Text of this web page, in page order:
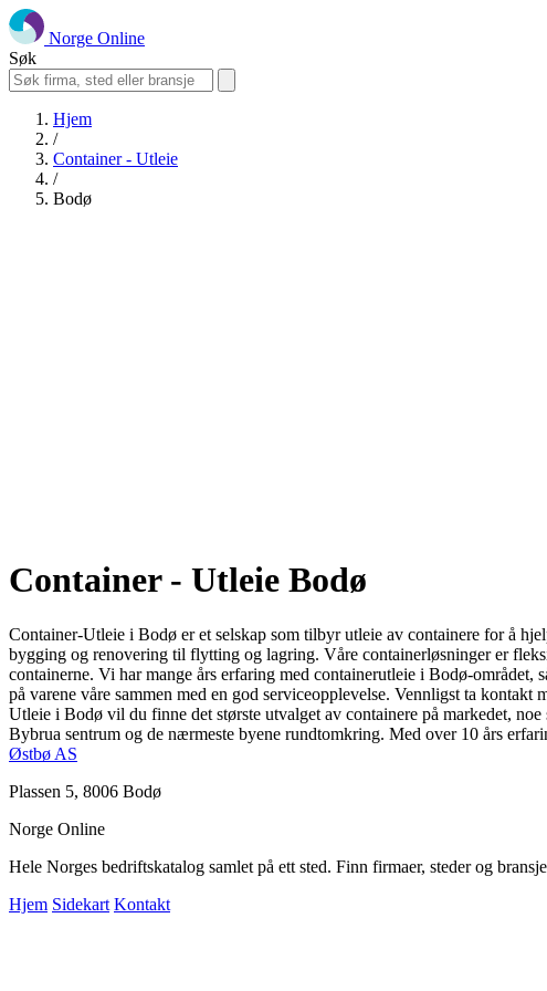
Norge Online
Søk
Hjem
/
Container - Utleie
/
Bodø
Container - Utleie Bodø
Container-Utleie i Bodø er et selskap som tilbyr utleie av containere for å
bygging og renovering til flytting og lagring. Våre containerløsninger er
containerne. Vi har mange års erfaring med containerutleie i Bodø-
på varene våre sammen med en god serviceopplevelse. Vennligst ta
Utleie i Bodø vil du finne det største utvalget av containere på markedet,
Bybrua sentrum og de nærmeste byene rundtomkring. Med over 10 års
Østbø AS
Plassen 5, 8006 Bodø
Norge Online
Hele Norges bedriftskatalog samlet på ett sted. Finn firmaer, steder og
Hjem Sidekart Kontakt